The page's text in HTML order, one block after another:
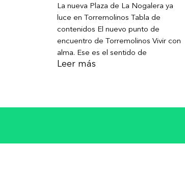
La nueva Plaza de La Nogalera ya
luce en Torremolinos Tabla de
contenidos El nuevo punto de
encuentro de Torremolinos Vivir con
alma. Ese es el sentido de
Leer más